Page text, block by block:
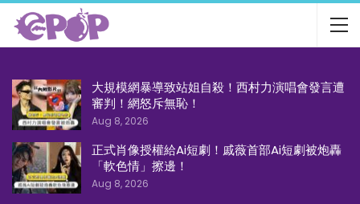
大規模網暴導致站姐自殺！西村力演唱會發言遭
審判！網怒斥無恥！
Aug 8, 2026
正式肖像授權給Ai短劇！戚薇首部Ai短劇被炮轟
「軟色情」擦邊！
Aug 8, 2026